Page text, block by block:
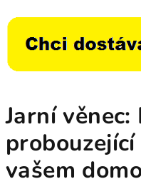
Jarní věnec:
vašem